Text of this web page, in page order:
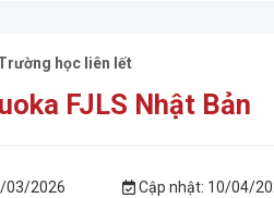
học liên lết
FJLS Nhật Bản
03/2026 Cập nhật: 10/04/